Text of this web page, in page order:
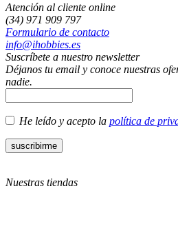
Atención al cliente online
(34) 971 909 797
Formulario de contacto
info@ihobbies.es
Suscríbete a nuestro newsletter
Déjanos tu email y conoce nuestras
nadie.
He leído y acepto la política de
Nuestras tiendas